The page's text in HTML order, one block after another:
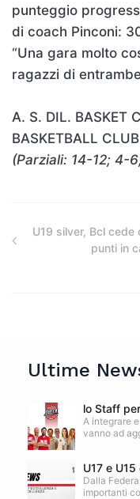
punteggio
di coach Pinconi:
“Una gara molto
ragazzi di
A. S. DIL.
BASKETBALL
(Parziali: 14-12; 4-
U19 silver, Bcl cede
punti in
Ultime
lo Staff
A integrare
vanno ad
U17 e
Dalla
importanti